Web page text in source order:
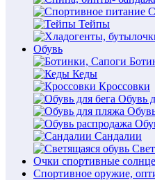
Тейпы
Обувь
Кеды
Кроссовки
Обувь
Сандалии
Очки спортивные
Спортивное оружие,